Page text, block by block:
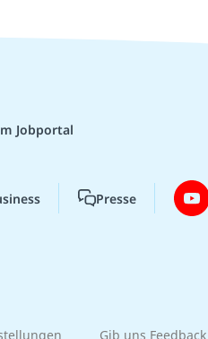
Jobportal
Presse
Gib uns Feedback